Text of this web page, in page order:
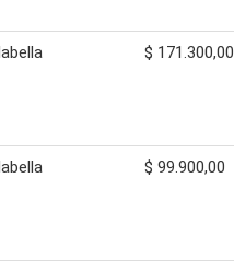
$ 171.300,00
$ 99.900,00